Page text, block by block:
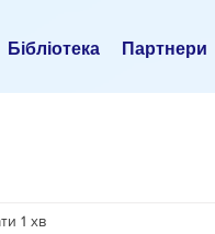
Бібліотека Партнери
1 хв